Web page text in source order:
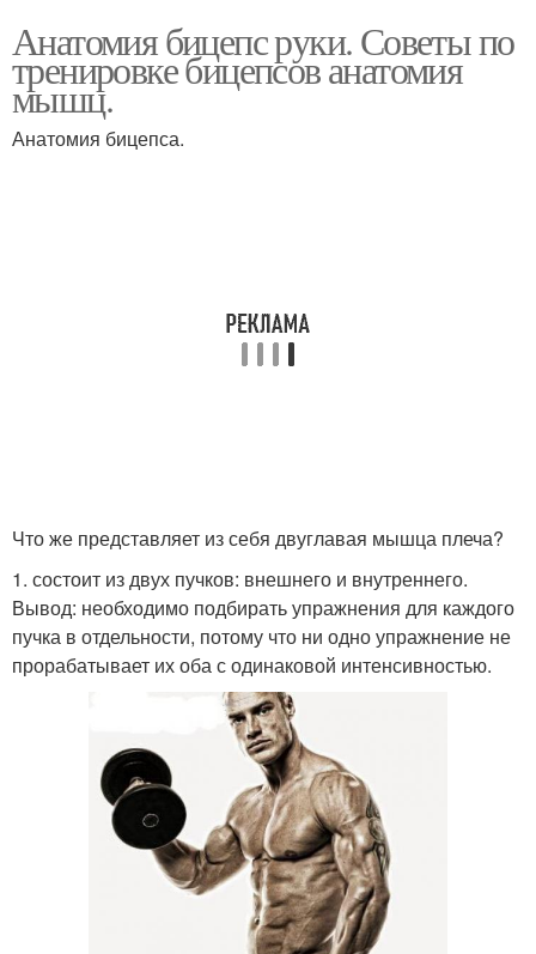
Анатомия бицепс руки. Советы по
тренировке бицепсов анатомия
мышц.
Анатомия бицепса.
Что же представляет из себя двуглавая мышца плеча?
1. состоит из двух пучков: внешнего и внутреннего.
Вывод: необходимо подбирать упражнения для каждого
пучка в отдельности, потому что ни одно упражнение не
прорабатывает их оба с одинаковой интенсивностью.